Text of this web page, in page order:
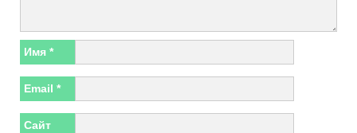
Имя *
Email *
Сайт